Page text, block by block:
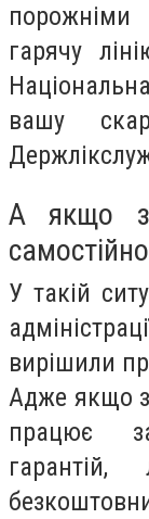
гарячу
вашу
А якщо
самостійно
У такій
вирішили
Адже якщо
працює